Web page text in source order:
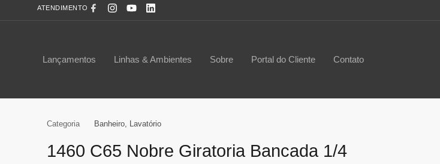
ATENDIMENTO
Lançamentos Linhas & Ambientes Sobre Portal do Cliente Contato
Categoria Banheiro, Lavatório
1460 C65 Nobre Giratoria Bancada 1/4